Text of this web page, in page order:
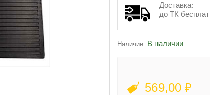
Доставка:
до ТК
Наличие: В наличии
569,00 ₽